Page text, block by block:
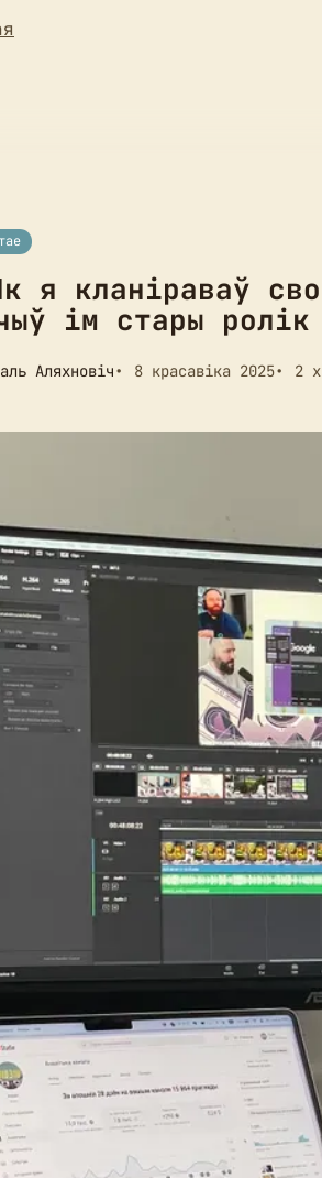
свой голас праз AI і агучыў
я кланіраваў
ім стары
Аляхновіч 8 красавіка 2025 2